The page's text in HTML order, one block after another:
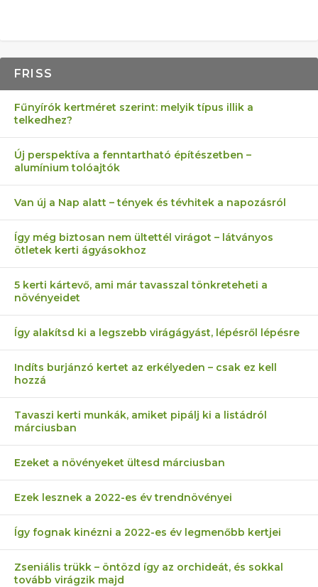
FRISS
Fűnyírók kertméret szerint: melyik típus illik a
telkedhez?
Új perspektíva a fenntartható építészetben –
alumínium tolóajtók
Van új a Nap alatt – tények és tévhitek a napozásról
Így még biztosan nem ültettél virágot – látványos
ötletek kerti ágyásokhoz
5 kerti kártevő, ami már tavasszal tönkreteheti a
növényeidet
Így alakítsd ki a legszebb virágágyást, lépésről lépésre
Indíts burjánzó kertet az erkélyeden – csak ez kell
hozzá
Tavaszi kerti munkák, amiket pipálj ki a listádról
márciusban
Ezeket a növényeket ültesd márciusban
Ezek lesznek a 2022-es év trendnövényei
Így fognak kinézni a 2022-es év legmenőbb kertjei
Zseniális trükk – öntözd így az orchideát, és sokkal
tovább virágzik majd